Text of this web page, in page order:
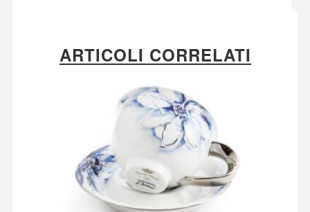
ARTICOLI CORRELATI